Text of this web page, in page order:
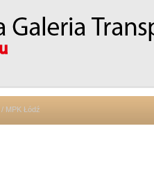
/ MPK Łódź